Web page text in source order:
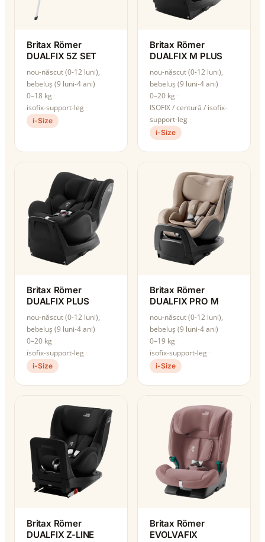
Britax Römer
DUALFIX 5Z SET
nou-născut (0-12 luni),
bebeluș (9 luni-4 ani)
0–18 kg
isofix-support-leg
i-Size
Britax Römer
DUALFIX M PLUS
nou-născut (0-12 luni),
bebeluș (9 luni-4 ani)
0–20 kg
ISOFIX / centură / isofix-
support-leg
i-Size
Britax Römer
DUALFIX PLUS
nou-născut (0-12 luni),
bebeluș (9 luni-4 ani)
0–20 kg
isofix-support-leg
i-Size
Britax Römer
DUALFIX PRO M
nou-născut (0-12 luni),
bebeluș (9 luni-4 ani)
0–19 kg
isofix-support-leg
i-Size
Britax Römer
DUALFIX Z-LINE
Britax Römer
EVOLVAFIX